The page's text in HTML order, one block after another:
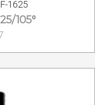
1625
105°